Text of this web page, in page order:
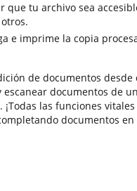
que tu archivo sea
e imprime la copia
de documentos desde
documentos de
las funciones
documentos en